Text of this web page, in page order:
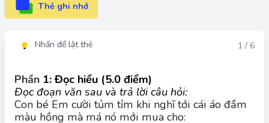
Thẻ ghi nhớ
Nhấn để lật thẻ 1 / 6
Phần 1: Đọc hiểu (5.0 điểm)
Đọc đoạn văn sau và trả lời câu hỏi:
Con bé Em cười tủm tỉm khi nghĩ tới cái áo đầm
màu hồng mà má nó mới mua cho: